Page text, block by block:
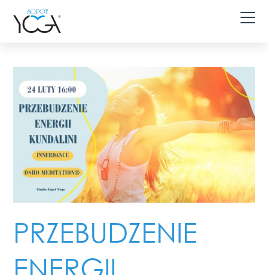
PRZEBUDZENIE
ENERGII